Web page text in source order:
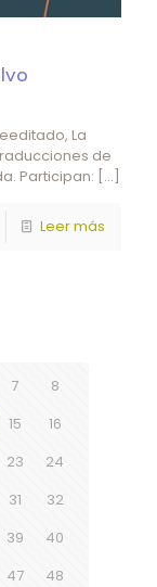
La
de
Participan: […]
Leer más
7
8
15
16
23
24
31
32
39
40
47
48